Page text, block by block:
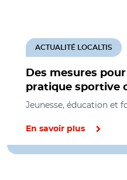
Des mesures
pratique sportive
ACTUALITÉ LOCALTIS
Jeunesse, éducation et
En savoir plus